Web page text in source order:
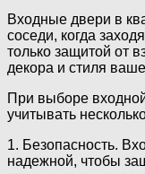
Входные двери в
соседи, когда
только защитой от
декора и стиля
При выборе
учитывать
1. Безопасность.
надежной, чтобы